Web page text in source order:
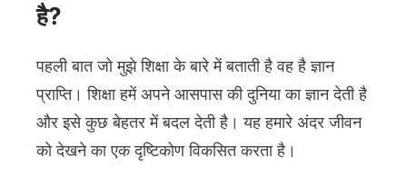
है?
पहली बात जो मुझे शिक्षा के बारे में बताती है वह है ज्ञान
प्राप्ति। शिक्षा हमें अपने आसपास की दुनिया का ज्ञान देती है
और इसे कुछ बेहतर में बदल देती है। यह हमारे अंदर जीवन
को देखने का एक दृष्टिकोण विकसित करता है।